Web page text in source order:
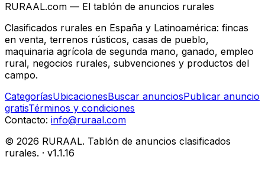
RURAAL.com — El tablón de anuncios rurales
Clasificados rurales en España y Latinoamérica: fincas
en venta, terrenos rústicos, casas de pueblo,
maquinaria agrícola de segunda mano, ganado, empleo
rural, negocios rurales, subvenciones y productos del
campo.
CategoríasUbicacionesBuscar anunciosPublicar anuncio
gratisTérminos y condiciones
Contacto: info@ruraal.com
© 2026 RURAAL. Tablón de anuncios clasificados
rurales. · v1.1.16